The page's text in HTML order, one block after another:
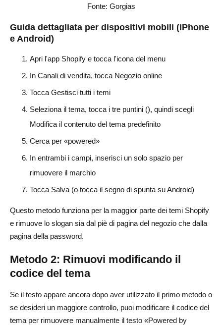
Fonte: Gorgias
Guida dettagliata per dispositivi mobili (iPhone
e Android)
Apri l'app Shopify e tocca l'icona del menu
In Canali di vendita, tocca Negozio online
Tocca Gestisci tutti i temi
Seleziona il tema, tocca i tre puntini (), quindi scegli
Modifica il contenuto del tema predefinito
Cerca per «powered»
In entrambi i campi, inserisci un solo spazio per
rimuovere il marchio
Tocca Salva (o tocca il segno di spunta su Android)
Questo metodo funziona per la maggior parte dei temi Shopify
e rimuove lo slogan sia dal piè di pagina del negozio che dalla
pagina della password.
Metodo 2: Rimuovi modificando il
codice del tema
Se il testo appare ancora dopo aver utilizzato il primo metodo o
se desideri un maggiore controllo, puoi modificare il codice del
tema per rimuovere manualmente il testo «Powered by